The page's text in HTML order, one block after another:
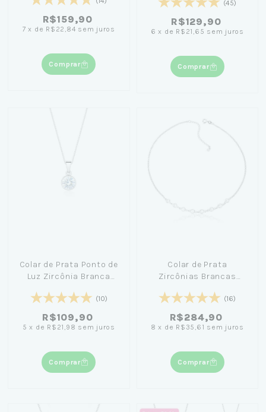
R$159,90
7 x de R$22,84 sem juros
Comprar
(45)
R$129,90
6 x de R$21,65 sem juros
Comprar
Colar de Prata Ponto de
Luz Zircônia Branca
(10)
R$109,90
5 x de R$21,98 sem juros
Comprar
Colar de Prata
Zircônias Brancas
(16)
R$284,90
8 x de R$35,61 sem juros
Comprar